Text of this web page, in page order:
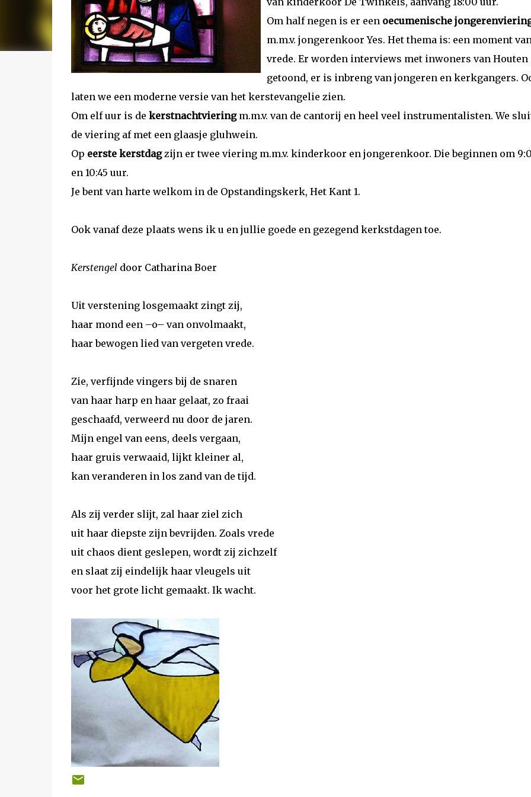
Om half negen is er een oecumenische
m.m.v. jongerenkoor Yes. Het thema is: een moment
vrede. Er worden interviews met inwoners van Houten
getoond, er is inbreng van jongeren en kerkgangers.
laten we een moderne versie van het kerstevangelie zien.
Om elf uur is de kerstnachtvieringm.m.v. van de cantorij en heel veel instrumentalisten. We
de viering af met een glaasje gluhwein.
Op eerste kerstdagzijn er twee viering m.m.v. kinderkoor en jongerenkoor. Die beginnen om
en 10:45 uur.
Je bent van harte welkom in de Opstandingskerk, Het Kant 1.
Ook vanaf deze plaats wens ik u en jullie goede en gezegend kerkstdagen toe.
Kerstengeldoor Catharina Boer
Uit verstening losgemaakt zingt zij,
haar mond een –o– van onvolmaakt,
haar bewogen lied van vergeten vrede.
Zie, verfijnde vingers bij de snaren
van haar harp en haar gelaat, zo fraai
geschaafd, verweerd nu door de jaren.
Mijn engel van eens, deels vergaan,
haar gruis verwaaid, lijkt kleiner al,
kan veranderen in los zand van de tijd.
Als zij verder slijt, zal haar ziel zich
uit haar diepste zijn bevrijden. Zoals vrede
uit chaos dient geslepen, wordt zij zichzelf
en slaat zij eindelijk haar vleugels uit
voor het grote licht gemaakt. Ik wacht.